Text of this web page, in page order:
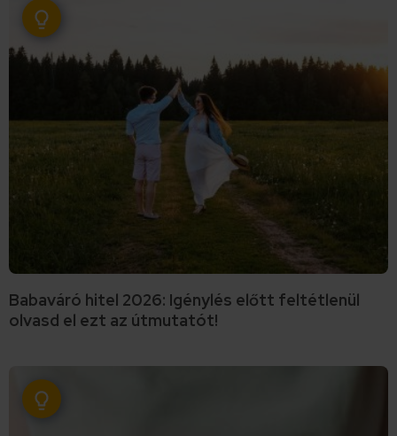
Babaváró hitel 2026: Igénylés előtt feltétlenül
olvasd el ezt az útmutatót!